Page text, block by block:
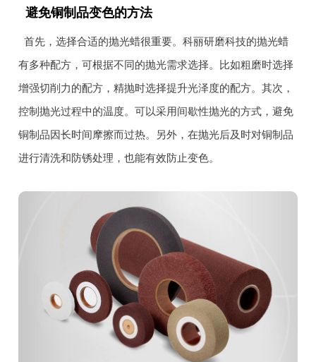
避免铜制品变色的方法
首先，选择合适的抛光蜡很重要。科丽研磨科技的抛光蜡
有多种配方，可根据不同的抛光需求选择。比如粗磨时选择
增强切削力的配方，精抛时选择提升光泽度的配方。其次，
控制抛光过程中的温度。可以采用间歇性抛光的方式，避免
铜制品因长时间摩擦而过热。另外，在抛光后及时对铜制品
进行清洗和防锈处理，也能有效防止变色。